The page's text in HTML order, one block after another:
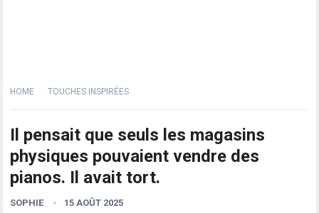
HOME TOUCHES INSPIRÉES
Il pensait que seuls les magasins
physiques pouvaient vendre des
pianos. Il avait tort.
SOPHIE 15 AOÛT 2025